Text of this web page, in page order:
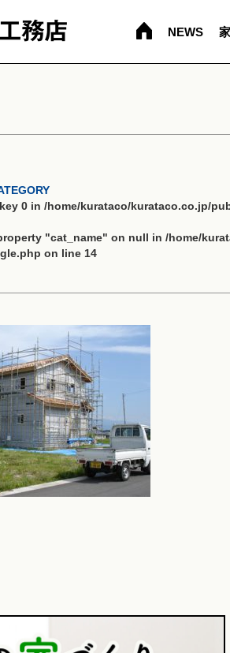
NEWS
0 in /home/kurataco/kurataco.co.jp/
"cat_name" on null in /home/
on line 14